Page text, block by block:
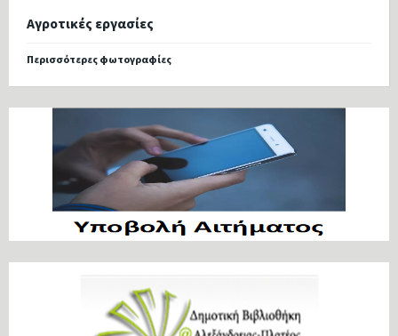
Αγροτικές εργασίες
Περισσότερες φωτογραφίες